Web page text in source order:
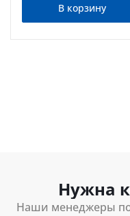
В корзину
Нужна
Наши менеджеры